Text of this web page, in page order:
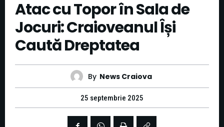
Atac cu Topor în Sala de
Jocuri: Craioveanul Își
Caută Dreptatea
By News Craiova
25 septembrie 2025